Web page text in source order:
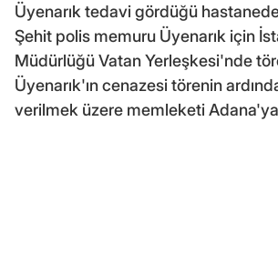
Üyenarık tedavi gördüğü
Şehit polis memuru Üyenarık için
Müdürlüğü Vatan Yerleşkesi'nde
Üyenarık'ın cenazesi törenin
verilmek üzere memleketi